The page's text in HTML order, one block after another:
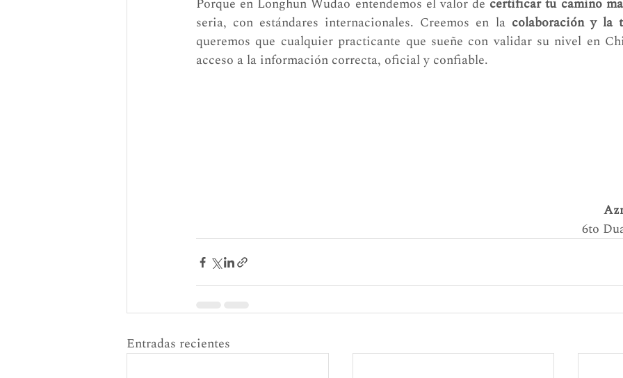
Porque en Longhun Wudao entendemos el valor de certificar tu camino
seria, con estándares internacionales. Creemos en la colaboración y la
queremos que cualquier practicante que sueñe con validar su nivel en
acceso a la información correcta, oficial y confiable.
6to
Entradas recientes